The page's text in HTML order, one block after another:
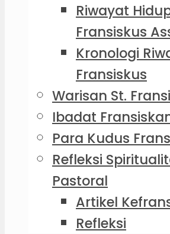
Riwayat
Fransiskus
Kronologi
Fransiskus
Warisan St.
Ibadat
Para Kudus
Refleksi
Pastoral
Artikel
Refleksi